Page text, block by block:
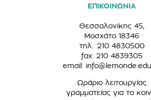
ΕΠΙΚΟΙΝΩΝΙΑ
Θεσσαλονίκης 45,
Μοσχάτο 18346
τηλ.: 210 4830500
fax: 210 4839305
email:
Ωράριο λειτουργίας
γραμματείας για το